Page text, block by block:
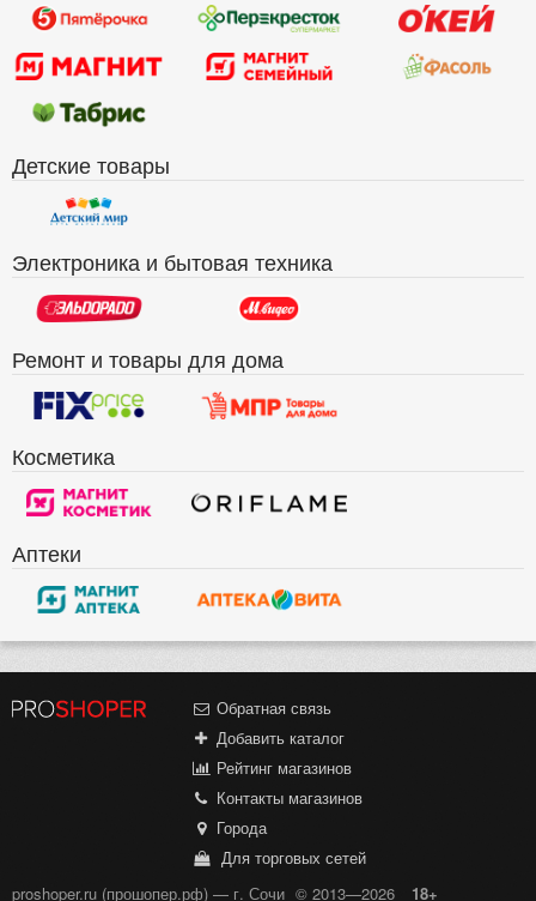
Детские товары
Электроника и бытовая техника
Ремонт и товары для дома
Косметика
Аптеки
Обратная связь
Добавить каталог
Рейтинг магазинов
Контакты магазинов
Города
Для торговых сетей
proshoper.ru (прошопер.рф) — г. Сочи © 2013—2026 18+